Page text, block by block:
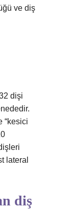
ve diş
dişi
“kesici
lateral
diş